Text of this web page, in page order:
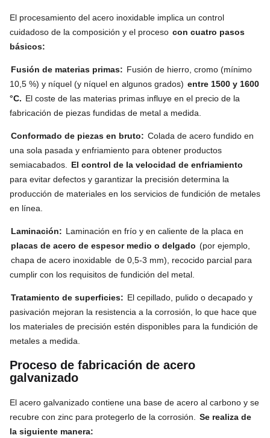
El procesamiento del acero inoxidable implica un control
cuidadoso de la composición y el proceso con cuatro pasos
básicos:
Fusión de materias primas: Fusión de hierro, cromo (mínimo
10,5 %) y níquel (y níquel en algunos grados) entre 1500 y 1600
°C. El coste de las materias primas influye en el precio de la
fabricación de piezas fundidas de metal a medida.
Conformado de piezas en bruto: Colada de acero fundido en
una sola pasada y enfriamiento para obtener productos
semiacabados.
El control de la velocidad de enfriamiento
para evitar defectos y garantizar la precisión determina la
producción de materiales en los servicios de fundición de metales
en línea.
Laminación: Laminación en frío y en caliente de la placa en
placas de acero de espesor medio o delgado (por ejemplo,
chapa de acero inoxidable de 0,5-3 mm), recocido parcial para
cumplir con los requisitos de fundición del metal.
Tratamiento de superficies: El cepillado, pulido o decapado y
pasivación mejoran la resistencia a la corrosión, lo que hace que
los materiales de precisión estén disponibles para la fundición de
metales a medida.
Proceso de fabricación de acero
galvanizado
El acero galvanizado contiene una base de acero al carbono y se
recubre con zinc para protegerlo de la corrosión.
Se realiza de
la siguiente manera: